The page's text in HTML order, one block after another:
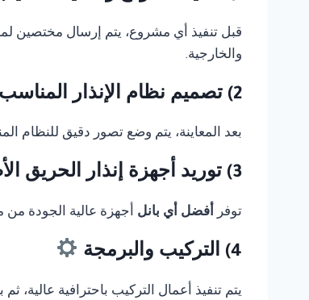
قبل تنفيذ أي مشروع، يتم إرسال مختصين
والخارجية.
2) تصميم نظام الإنذار المناسب
بعد المعاينة، يتم وضع تصور دقيق للنظام
3) توريد أجهزة إنذار الحريق الأصلية
توفر أفضل أي بانل أجهزة عالية الجودة من
4) التركيب والبرمجة
يتم تنفيذ أعمال التركيب باحترافية عالية،